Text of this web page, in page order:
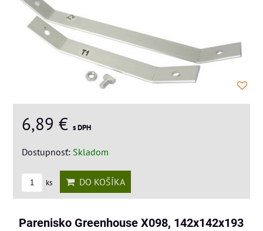
6,89 € s DPH
Dostupnosť: Skladom
ks DO KOŠÍKA
Parenisko Greenhouse X098, 142x142x193